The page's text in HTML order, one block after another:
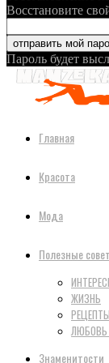
Восстановите
Пароль будет
Главная
Красота
Мода
Полезные
ЖИЗНЬ
РЕЦЕПТЫ
ЛЮБОВЬ
Знаменитости